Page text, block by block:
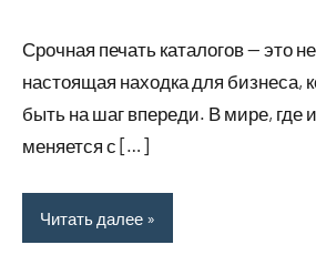
Срочная печать каталогов — это
настоящая находка для бизнеса,
быть на шаг впереди. В мире, где
меняется с […]
Читать далее